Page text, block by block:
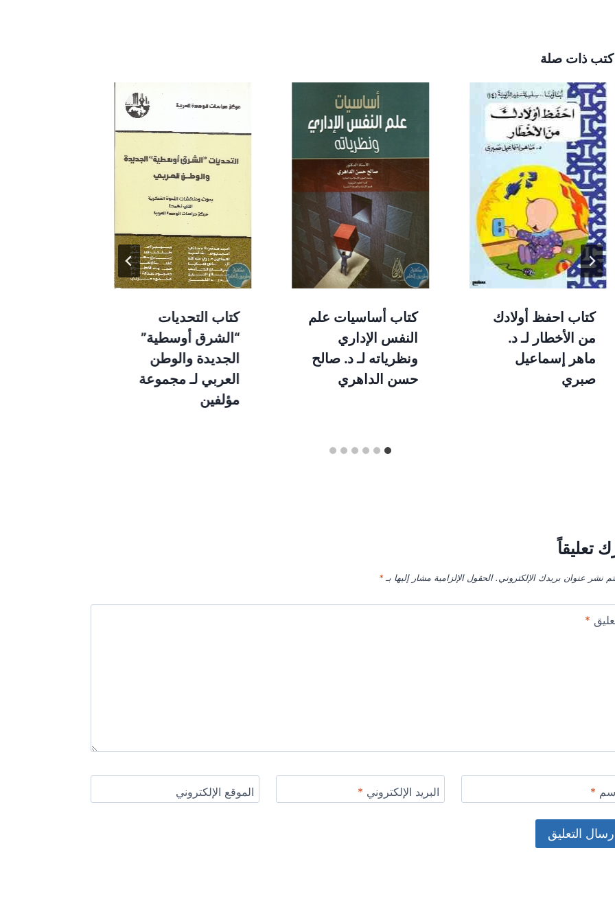
كتب ذات صلة
كتاب احفظ أولادك
من الأخطار لـ د.
ماهر إسماعيل
صبري
كتاب أساسيات علم
النفس الإداري
ونظرياته لـ د. صالح
حسن الداهري
كتاب التحديات
“الشرق أوسطية”
الجديدة والوطن
العربي لـ مجموعة
مؤلفين
تعليقاً
نشر عنوان بريدك الإلكتروني. الحقول الإلزامية مشار إليها بـ*
*
* البريد الإلكتروني * الموقع الإلكتروني